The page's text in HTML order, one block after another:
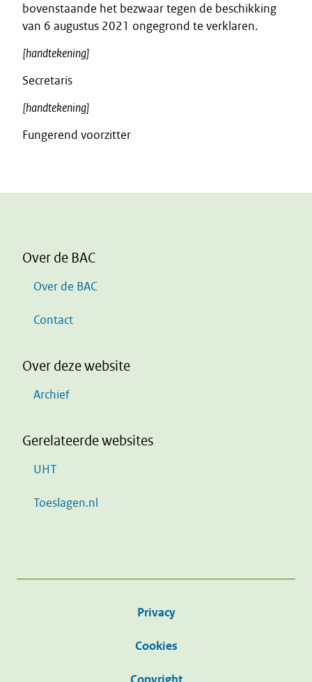
bovenstaande het bezwaar tegen de beschikking
van 6 augustus 2021 ongegrond te verklaren.
[handtekening]
Secretaris
[handtekening]
Fungerend voorzitter
Over de BAC
Over de BAC
Contact
Over deze website
Archief
Gerelateerde websites
UHT
Toeslagen.nl
Privacy
Cookies